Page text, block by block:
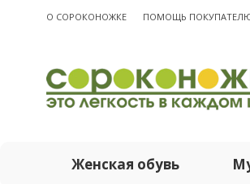
О CОРОКОНОЖКЕ ПОМОЩЬ
Женская обувь